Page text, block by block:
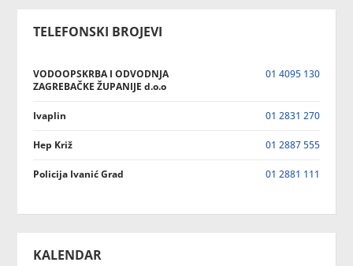
TELEFONSKI BROJEVI
VODOOPSKRBA I ODVODNJA
ZAGREBAČKE ŽUPANIJE d.o.o
01 4095 130
Ivaplin 01 2831 270
Hep Križ 01 2887 555
Policija Ivanić Grad 01 2881 111
KALENDAR